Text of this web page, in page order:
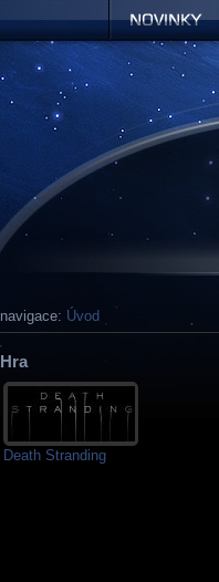
navigace: Úvod
Hra
Death Stranding